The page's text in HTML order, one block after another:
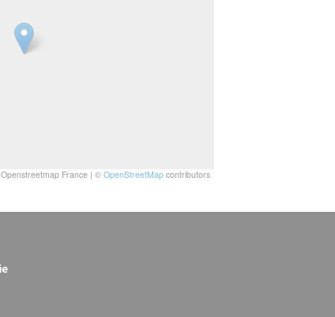
France | ©OpenStreetMapcontributors